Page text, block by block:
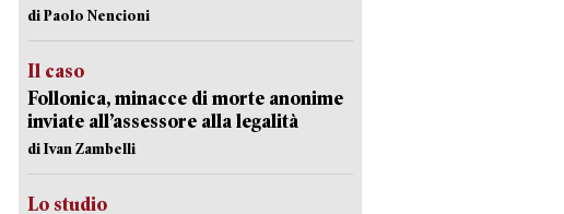
di Paolo Nencioni
Il caso
Follonica, minacce di morte anonime
inviate all’assessore alla legalità
di Ivan Zambelli
Lo studio